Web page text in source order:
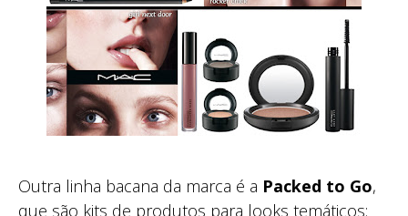
Outra linha bacana da marca é a Packed to Go,
que são kits de produtos para looks temáticos: